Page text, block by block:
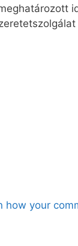
how your